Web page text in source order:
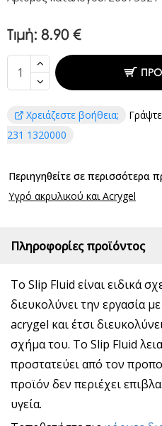
Τιμή: 8.90 €
Χρειάζεστε βοήθεια;
231 1320000
Περιηγηθείτε σε περισσότερα
Υγρό ακρυλικού και Acrygel
Πληροφορίες προϊόντος
Το Slip Fluid είναι ειδικά
διευκολύνει την εργασία
acrygel και έτσι
σχήμα του. Το Slip Fluid
προστατεύει από τον
προϊόν δεν περιέχει
υγεία.